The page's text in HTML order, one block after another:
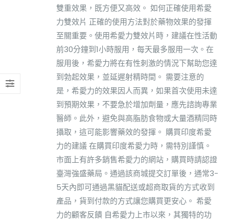
雙重效果，既方便又高效。 如何正確使用希愛
力雙效片 正確的使用方法對於藥物效果的發揮
至關重要。使用希愛力雙效片時，建議在性活動
前30分鐘到1小時服用，每天最多服用一次。在
服用後，希愛力將在有性刺激的情況下幫助您達
到勃起效果，並延遲射精時間。 需要注意的
是，希愛力的效果因人而異，如果首次使用未達
到預期效果，不要急於增加劑量，應先諮詢專業
醫師。此外，避免與高脂肪食物或大量酒精同時
攝取，這可能影響藥效的發揮。 購買印度希愛
力的建議 在購買印度希愛力時，需特別謹慎。
市面上有許多銷售希愛力的網站，購買時請認證
臺灣強盛藥局。通過該商城提交訂單後，通常3-
5天內即可通過黑貓配送或超商取貨的方式收到
產品，貨到付款的方式讓您購買更安心。 希愛
力的顧客反饋 自希愛力上市以來，其獨特的功